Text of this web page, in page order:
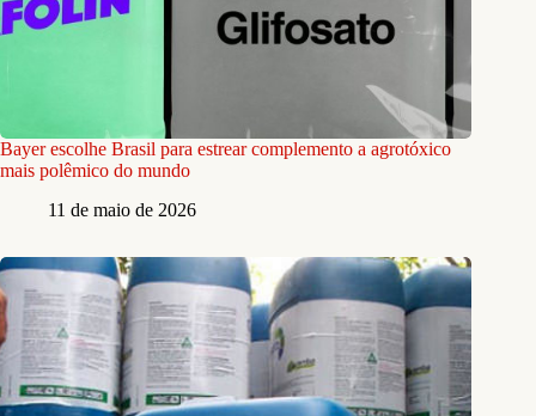
Bayer escolhe Brasil para estrear complemento a agrotóxico
mais polêmico do mundo
11 de maio de 2026